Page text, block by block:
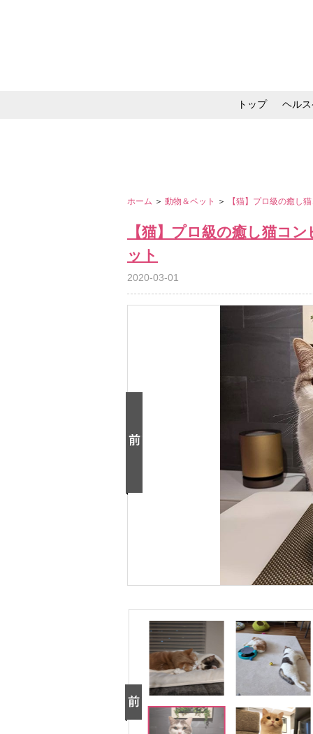
トップ ヘル
ホーム ＞ 動物＆ペット ＞ 【猫】プロ級の癒し
【猫】プロ級の癒し猫コ
ット
2020-03-01